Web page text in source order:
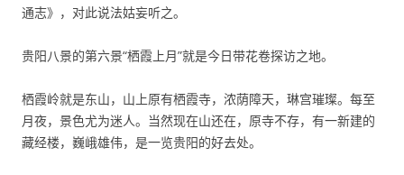
通志》，对此说法姑妄听之。
贵阳八景的第六景“栖霞上月”就是今日带花卷探访之地。
栖霞岭就是东山，山上原有栖霞寺，浓荫障天，琳宫璀璨。每至
月夜，景色尤为迷人。当然现在山还在，原寺不存，有一新建的
藏经楼，巍峨雄伟，是一览贵阳的好去处。